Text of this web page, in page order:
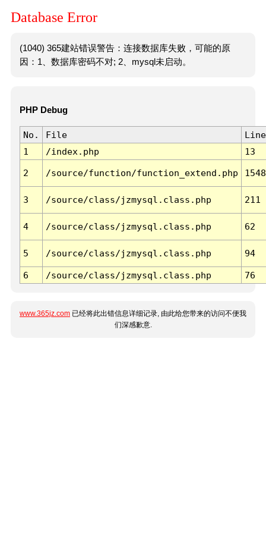
Database Error
(1040) 365建站错误警告：连接数据库失败，可能的原
因：1、数据库密码不对; 2、mysql未启动。
PHP Debug
No. File
Line
1
/index.php 13
2 /source/function/function_extend.php 1548
3 /source/class/jzmysql.class.php 211
4 /source/class/jzmysql.class.php 62
5 /source/class/jzmysql.class.php 94
6 /source/class/jzmysql.class.php 76
www.365jz.com 已经将此出错信息详细记录, 由此给您带来的访问不便我
们深感歉意.